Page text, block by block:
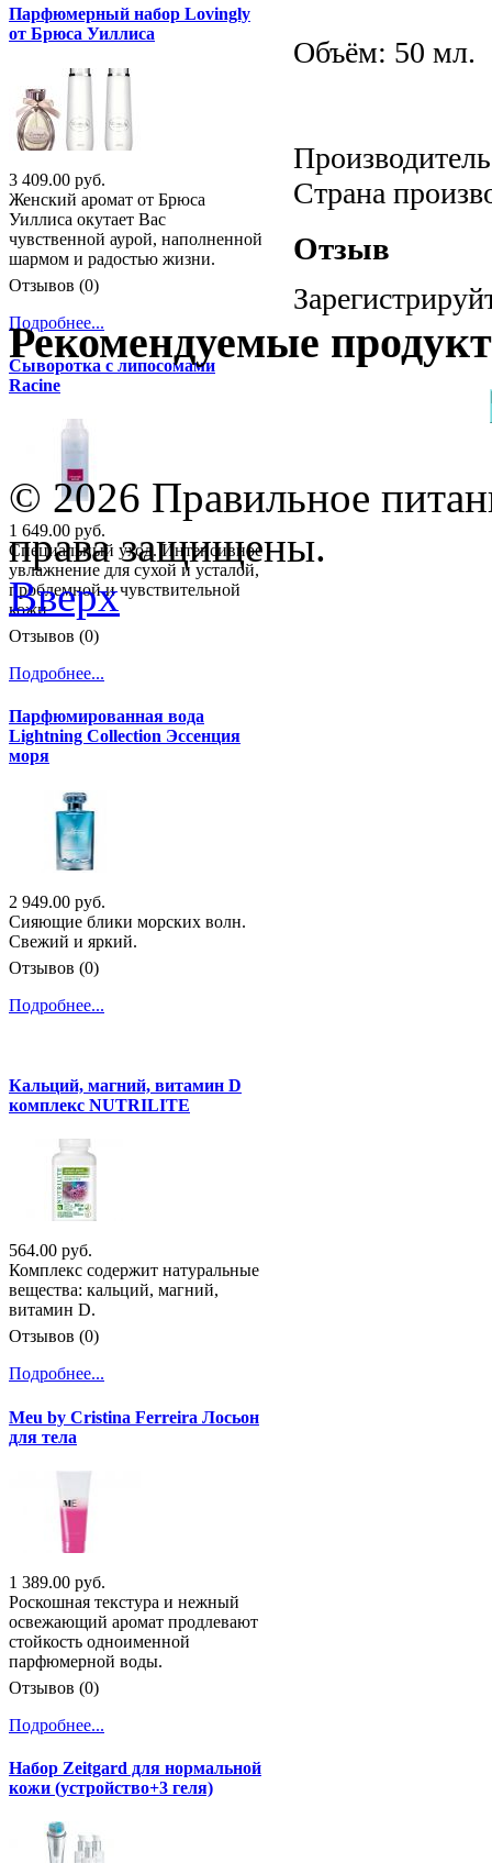
Объём: 50 мл.
Страна
Отзыв
Парфюмерный набор Lovingly
от Брюса Уиллиса
3 409.00 руб.
Женский аромат от Брюса
Уиллиса окутает Вас
чувственной аурой, наполненной
шармом и радостью жизни.
Отзывов (0)
Подробнее...
Сыворотка с липосомами
Racine
1 649.00 руб.
Специальный уход. Интенсивное
увлажнение для сухой и усталой,
проблемной и чувствительной
кожи.
Отзывов (0)
Подробнее...
Парфюмированная вода
Lightning Collection Эссенция
моря
2 949.00 руб.
Сияющие блики морских волн.
Свежий и яркий.
Отзывов (0)
Подробнее...
Кальций, магний, витамин D
комплекс NUTRILITE
564.00 руб.
Комплекс содержит натуральные
вещества: кальций, магний,
витамин D.
Отзывов (0)
Подробнее...
Meu by Cristina Ferreira Лосьон
для тела
1 389.00 руб.
Роскошная текстура и нежный
освежающий аромат продлевают
стойкость одноименной
парфюмерной воды.
Отзывов (0)
Подробнее...
Набор Zeitgard для нормальной
кожи (устройство+3 геля)
Рекомендуемые
© 2026 Правильное
права защищены.
Вверх